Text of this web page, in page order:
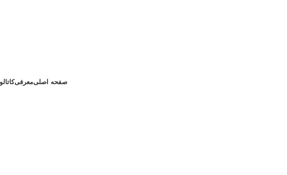
صفحه اصلیمعرفی